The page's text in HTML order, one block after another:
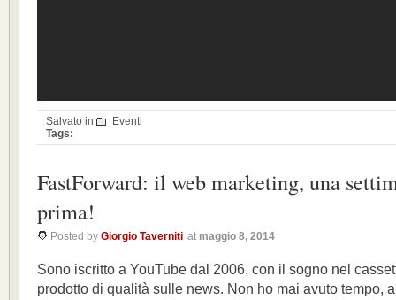
Salvato in
Eventi
Tags:
FastForward: il web marketing, una
prima!
Posted by Giorgio Taverniti at maggio 8, 2014
Sono iscritto a YouTube dal 2006, con il sogno nel
prodotto di qualità sulle news. Non ho mai avuto tempo,